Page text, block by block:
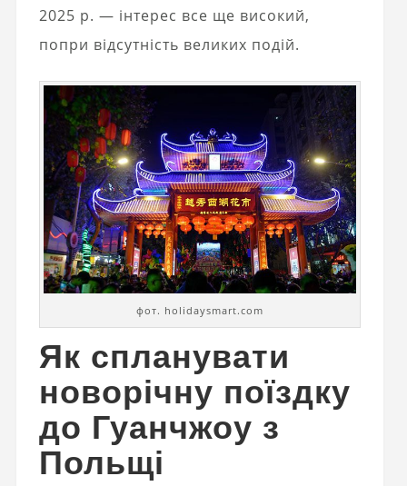
2025 р. — інтерес все ще високий,
попри відсутність великих подій.
фот. holidaysmart.com
Як спланувати
новорічну поїздку
до Гуанчжоу з
Польщі